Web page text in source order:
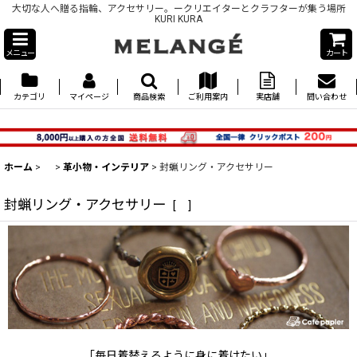
大切な人へ贈る指輪、アクセサリー。ークリエイターとクラフターが集う場所
KURI KURA
メニュー カート
カテゴリ マイページ 商品検索 ご利用案内 実店舗 問い合わせ
ホーム > > 革小物・インテリア > 封蝋リング・アクセサリー
封蝋リング・アクセサリー [ ]